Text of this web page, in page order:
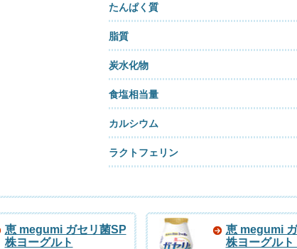
たんぱく質
脂質
炭水化物
食塩相当量
カルシウム
ラクトフェリン
恵 megumi ガセリ菌SP
株ヨーグルト
恵 megumi
株ヨーグル